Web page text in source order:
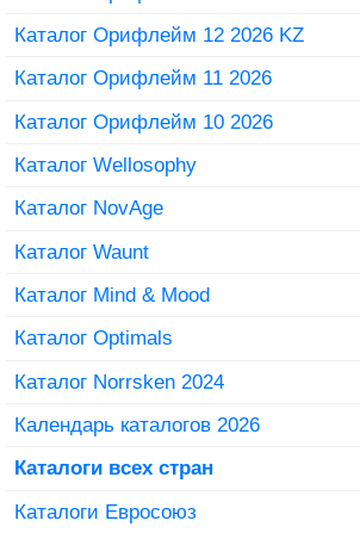
Каталог Орифлейм 12 2026 KZ
Каталог Орифлейм 11 2026
Каталог Орифлейм 10 2026
Каталог Wellosophy
Каталог NovAge
Каталог Waunt
Каталог Mind & Mood
Каталог Optimals
Каталог Norrsken 2024
Календарь каталогов 2026
Каталоги всех стран
Каталоги Евросоюз